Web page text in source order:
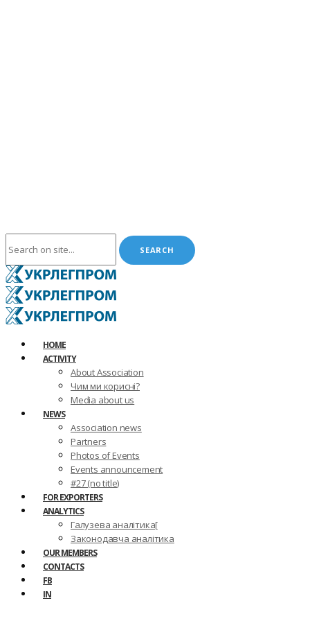
HOME
ACTIVITY
About Association
Чим ми корисні?
Media about us
NEWS
Association news
Partners
Photos of Events
Events announcement
#27 (no title)
FOR EXPORTERS
ANALYTICS
Галузева аналітика[
Законодавча аналітика
OUR MEMBERS
CONTACTS
FB
IN